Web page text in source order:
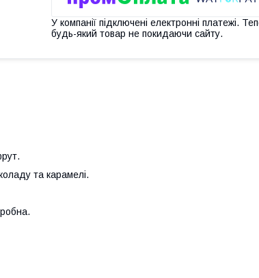
У компанії підключені електронні платежі.
будь-який товар не покидаючи сайту.
та карамелі.